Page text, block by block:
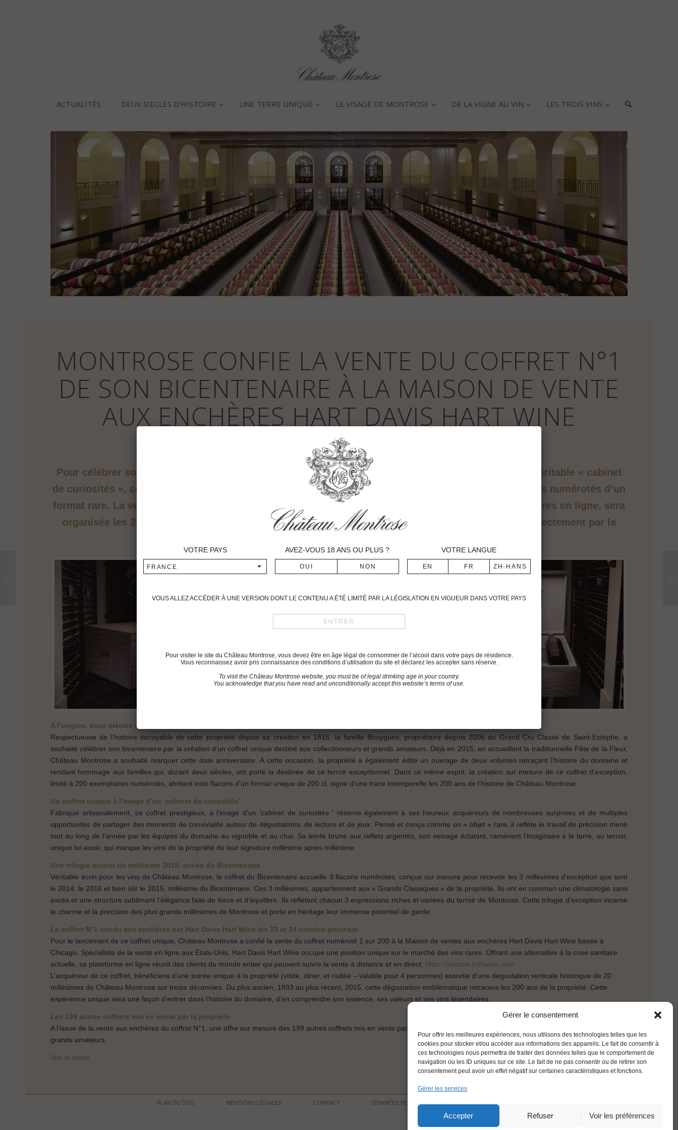
Gérer le consentement
Pour offrir les meilleures expériences, nous utilisons des technologies telles que les
cookies pour stocker et/ou accéder aux informations des appareils. Le fait de consentir à
ces technologies nous permettra de traiter des données telles que le comportement de
navigation ou les ID uniques sur ce site. Le fait de ne pas consentir ou de retirer son
consentement peut avoir un effet négatif sur certaines caractéristiques et fonctions.
Gérer les services
Accepter Refuser Voir les préférences
ACTUALITÉS DEUX SIECLES D’HISTOIRE UNE TERRE UNIQUE LE VISAGE DE MONTROSE DE LA VIGNE AU VIN LES TROIS VINS
MONTROSE CONFIE LA VENTE DU COFFRET N°1
DE SON BICENTENAIRE À LA MAISON DE VENTE
AUX ENCHÈRES HART DAVIS HART WINE
Pour célébrer son Bicentenaire, Château Montrose annonce le lancement d’un coffret d’exception. Véritable « cabinet
de curiosités », ce coffret, conçu sur mesure en série limitée à 200 exemplaires, présente trois flacons numérotés d’un
format rare. La vente du coffret N°1, confiée à Hart Davis Hart Wine, spécialiste des ventes aux enchères en ligne, sera
organisée les 23 et 24 octobre prochain. Par la suite, les 199 autres coffrets seront mis en vente directement par la
A l’origine, deux siècles d’histoire…
Respectueuse de l’histoire incroyable de cette propriété depuis sa création en 1815, la famille Bouygues, propriétaire depuis 2006 du Grand Cru Classé de Saint-Estèphe, a
souhaité célébrer son bicentenaire par la création d’un coffret unique destiné aux collectionneurs et grands amateurs. Déjà en 2015, en accueillant la traditionnelle Fête de la Fleur,
Château Montrose a souhaité marquer cette date anniversaire. A cette occasion, la propriété a également édité un ouvrage de deux volumes retraçant l’histoire du domaine et
rendant hommage aux familles qui, durant deux siècles, ont porté la destinée de ce terroir exceptionnel. Dans ce même esprit, la création sur mesure de ce coffret d’exception,
limité à 200 exemplaires numérotés, abritant trois flacons d’un format unique de 200 cl, signe d’une trace intemporelle les 200 ans de l’histoire de Château Montrose.
Un coffret unique à l’image d’un ‘cabinet de curiosités’
Fabriqué artisanalement, ce coffret prestigieux, à l’image d’un ‘cabinet de curiosités ‘ réserve également à ses heureux acquéreurs de nombreuses surprises et de multiples
opportunités de partager des moments de convivialité autour de dégustations, de lecture et de jeux. Pensé et conçu comme un « objet » rare, il reflète le travail de précision mené
tout au long de l’année par les équipes du domaine au vignoble et au chai. Sa teinte brune aux reflets argentés, son veinage éclatant, ramènent l’imaginaire à la terre, au terroir,
unique lui aussi, qui marque les vins de la propriété de leur signature millésime après millésime.
Une trilogie autour du millésime 2015, année du Bicentenaire
Véritable écrin pour les vins de Château Montrose, le coffret du Bicentenaire accueille 3 flacons numérotés, conçus sur mesure pour recevoir les 3 millésimes d’exception que sont
le 2014, le 2016 et bien sûr le 2015, millésime du Bicentenaire. Ces 3 millésimes, appartiennent aux « Grands Classiques » de la propriété. Ils ont en commun une climatologie sans
excès et une structure sublimant l’élégance faite de force et d’équilibre. Ils reflètent chacun 3 expressions riches et variées du terroir de Montrose. Cette trilogie d’exception incarne
le charme et la précision des plus grands millésimes de Montrose et porte en héritage leur immense potentiel de garde.
Le coffret N°1 vendu aux enchères par Hart Davis Hart Wine les 23 et 24 octobre prochain
Pour le lancement de ce coffret unique, Château Montrose a confié la vente du coffret numéroté 1 sur 200 à la Maison de ventes aux enchères Hart Davis Hart Wine basée à
Chicago. Spécialiste de la vente en ligne aux Etats-Unis, Hart Davis Hart Wine occupe une position unique sur le marché des vins rares. Offrant une alternative à la crise sanitaire
actuelle, sa plateforme en ligne réunit des clients du monde entier qui peuvent suivre la vente à distance et en direct: https://auction.hdhwine.com
L’acquéreur de ce coffret, bénéficiera d’une soirée unique à la propriété (visite, diner, et nuitée – valable pour 4 personnes) assortie d’une dégustation verticale historique de 20
millésimes de Château Montrose sur treize décennies. Du plus ancien, 1893 au plus récent, 2015, cette dégustation emblématique retracera les 200 ans de la propriété. Cette
expérience unique sera une façon d’entrer dans l’histoire du domaine, d’en comprendre son essence, ses valeurs et ses vins légendaires.
Les 199 autres coffrets mis en vente par la propriété
A l’issue de la vente aux enchères du coffret N°1, une offre sur mesure des 199 autres coffrets mis en vente par la propriété, sera réservée aux clients privilégiés, collectionneurs et
grands amateurs.
Voir la vidéo
PLAN DU SITE MENTIONS LÉGALES CONTACT DONNÉES PERSONNELLES FRANÇAIS
PRODUCTEUR
BICARBONATE DE
POTASSIUM ISSU...
VOTRE PAYS
FRANCE
AVEZ-VOUS 18 ANS OU PLUS ? VOTRE LANGUE
VOUS ALLEZ ACCÉDER À UNE VERSION DONT LE CONTENU A ÉTÉ LIMITÉ PAR LA LÉGISLATION EN VIGUEUR DANS VOTRE PAYS
Pour visiter le site du Château Montrose, vous devez être en âge légal de consommer de l’alcool dans votre pays de résidence.
Vous reconnaissez avoir pris connaissance des conditions d’utilisation du site et déclarez les accepter sans réserve.
To visit the Château Montrose website, you must be of legal drinking age in your country.
You acknowledge that you have read and unconditionally accept this website’s terms of use.